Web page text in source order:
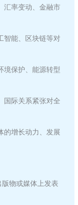
汇率变动、金融市
智能、区块链等对
境保护、能源转型
国际关系紧张对全
的增长动力、发展
物或媒体上发表